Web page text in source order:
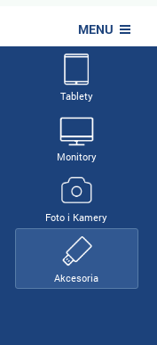
MENU
Tablety
Monitory
Foto i Kamery
Akcesoria